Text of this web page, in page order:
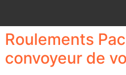
Roulements
convoyeur de